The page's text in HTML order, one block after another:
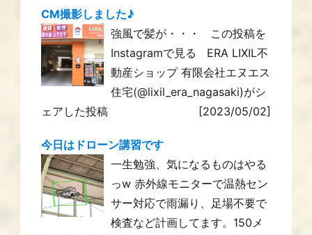
CM撮影しました♪
強風で髪が・・・ この投稿を
Instagramで見る ERA LIXIL不
動産ショップ 有限会社エヌエス
住宅(@lixil_era_nagasaki)がシ
ェアした投稿
[2023/05/02]
今日はドローン講習です
一生勉強、気になるものはやる
っw 赤外線モニターで温熱セン
サー対応で雨漏り、足場不要で
検査など計画してます。150メ